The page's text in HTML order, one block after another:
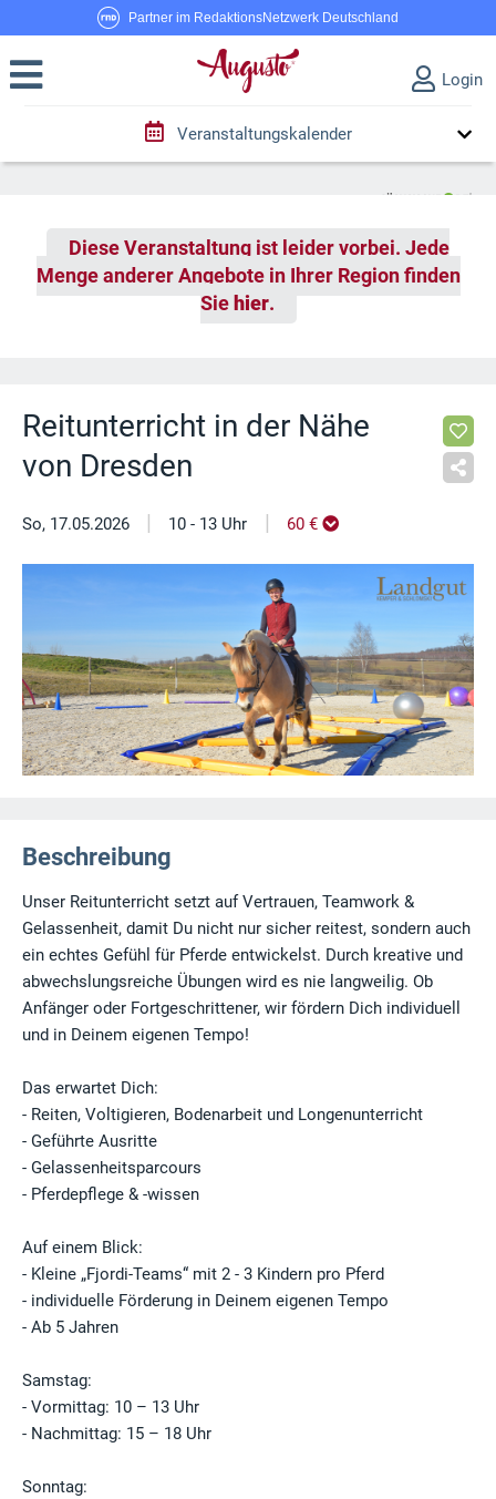
Partner im RedaktionsNetzwerk Deutschland
Login
Veranstaltungskalender
Diese Veranstaltung ist leider vorbei. Jede
Menge anderer Angebote in Ihrer Region finden
Sie hier.
Reitunterricht in der Nähe
von Dresden
So, 17.05.2026 | 10 - 13 Uhr | 60 €
Beschreibung
Unser Reitunterricht setzt auf Vertrauen, Teamwork &
Gelassenheit, damit Du nicht nur sicher reitest, sondern auch
ein echtes Gefühl für Pferde entwickelst. Durch kreative und
abwechslungsreiche Übungen wird es nie langweilig. Ob
Anfänger oder Fortgeschrittener, wir fördern Dich individuell
und in Deinem eigenen Tempo!
Das erwartet Dich:
- Reiten, Voltigieren, Bodenarbeit und Longenunterricht
- Geführte Ausritte
- Gelassenheitsparcours
- Pferdepflege & -wissen
Auf einem Blick:
- Kleine „Fjordi-Teams“ mit 2 - 3 Kindern pro Pferd
- individuelle Förderung in Deinem eigenen Tempo
- Ab 5 Jahren
Samstag:
- Vormittag: 10 – 13 Uhr
- Nachmittag: 15 – 18 Uhr
Sonntag: